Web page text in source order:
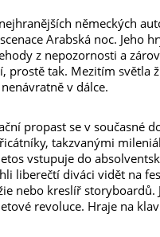
německých
Arabská noc. Jeho
z nepozornosti a
prostě tak. Mezitím světla
v dálce.
propast se v současné
takzvanými
vstupuje do
liberečtí diváci vidět na
nebo kreslíř
revoluce. Hraje na